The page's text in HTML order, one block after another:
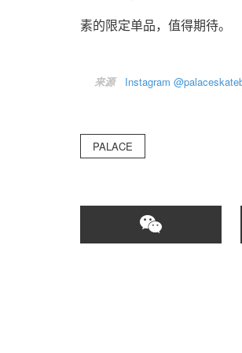
素的限定单品，值得期待。
来源 Instagram
PALACE